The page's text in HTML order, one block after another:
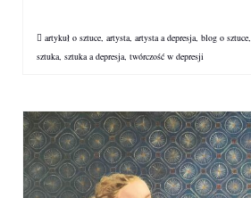
artykuł o sztuce, artysta, artysta a depresja, blog o sztuce,
sztuka, sztuka a depresja, twórczość w depresji